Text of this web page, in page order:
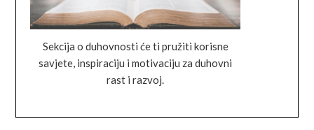
Sekcija o duhovnosti će ti pružiti korisne
savjete, inspiraciju i motivaciju za duhovni
rast i razvoj.